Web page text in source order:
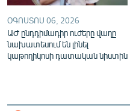
ՕԳՈՍՏՈՍ 06, 2026
ԱԺ ընդդիմադիր ուժերը վաղը
նախատեսում են լինել
կաթողիկոսի դատական նիստին